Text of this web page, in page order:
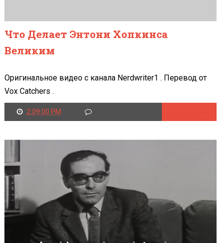
Что Делает Энтони Хопкинса
Великим
Оригинальное видео с канала Nerdwriter1 . Перевод от
Vox Catchers .
2:09:00 PM